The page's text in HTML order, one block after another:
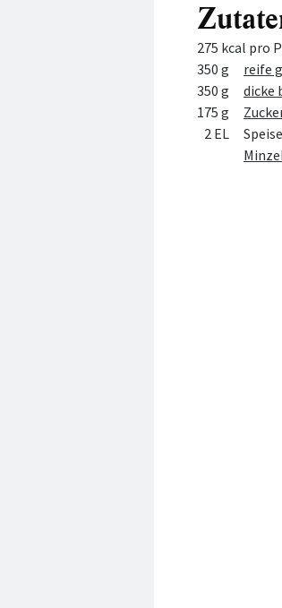
275 kcal pro
Menge
Zutat
350 g
reife
350 g
dicke
175 g
2 EL